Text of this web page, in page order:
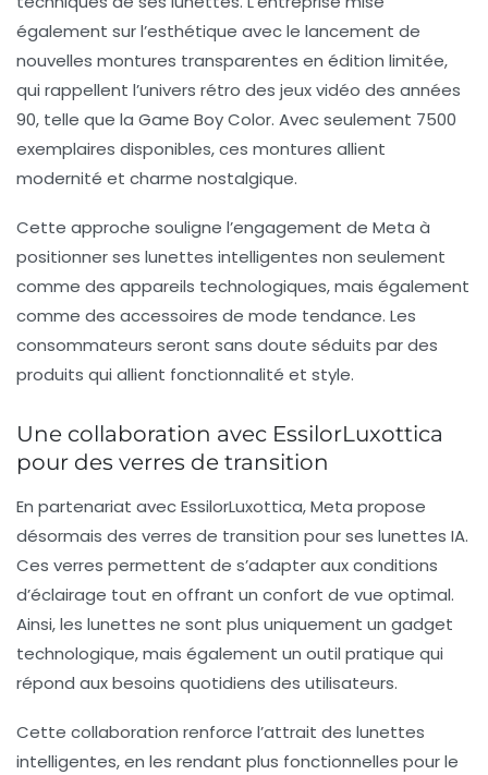
également sur l’esthétique avec le lancement de
nouvelles montures transparentes en édition limitée,
qui rappellent l’univers rétro des jeux vidéo des années
90, telle que la Game Boy Color. Avec seulement 7500
exemplaires disponibles, ces montures allient
modernité et charme nostalgique.
Cette approche souligne l’engagement de Meta à
positionner ses lunettes intelligentes non seulement
comme des appareils technologiques, mais également
comme des accessoires de mode tendance. Les
consommateurs seront sans doute séduits par des
produits qui allient fonctionnalité et style.
Une collaboration avec EssilorLuxottica
pour des verres de transition
En partenariat avec EssilorLuxottica, Meta propose
désormais des verres de transition pour ses lunettes IA.
Ces verres permettent de s’adapter aux conditions
d’éclairage tout en offrant un confort de vue optimal.
Ainsi, les lunettes ne sont plus uniquement un gadget
technologique, mais également un outil pratique qui
répond aux besoins quotidiens des utilisateurs.
Cette collaboration renforce l’attrait des lunettes
intelligentes, en les rendant plus fonctionnelles pour le